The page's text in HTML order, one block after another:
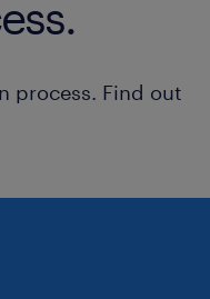
Onze
een
process. Find out